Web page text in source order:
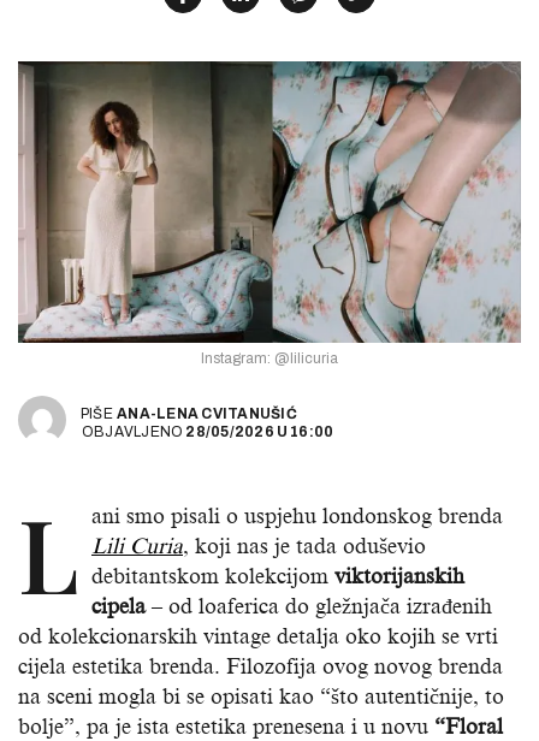
Instagram: @lilicuria
PIŠEANA-LENA CVITANUŠIĆ
OBJAVLJENO 28/05/2026 U 16:00
L ani smo pisali o uspjehu londonskog brenda
Lili Curia, koji nas je tada oduševio
debitantskom kolekcijom viktorijanskih
cipela– od loaferica do gležnjača izrađenih
od kolekcionarskih vintage detalja oko kojih se vrti
cijela estetika brenda. Filozofija ovog novog brenda
na sceni mogla bi se opisati kao “što autentičnije, to
bolje”, pa je ista estetika prenesena i u novu “Floral